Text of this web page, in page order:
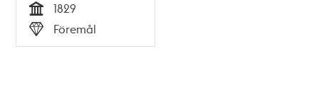
Tid
1829
Typ
Föremål